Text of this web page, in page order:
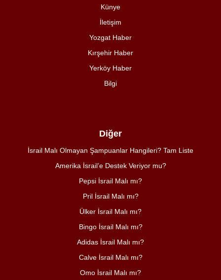
Künye
İletişim
Yozgat Haber
Kırşehir Haber
Yerköy Haber
Bilgi
Diğer
İsrail Malı Olmayan Şampuanlar Hangileri? Tam Liste
Amerika İsrail’e Destek Veriyor mu?
Pepsi İsrail Malı mı?
Pril İsrail Malı mı?
Ülker İsrail Malı mı?
Bingo İsrail Malı mı?
Adidas İsrail Malı mı?
Calve İsrail Malı mı?
Omo İsrail Malı mı?